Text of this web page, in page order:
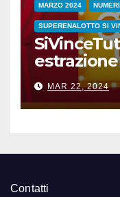
MARZO 2024
SUPERENALOTTO SI
marzo
e quote
MAR 22, 2024
Contatti